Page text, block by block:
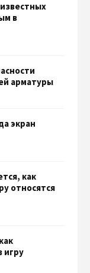
в
арматуры
экран
как
относятся
игру